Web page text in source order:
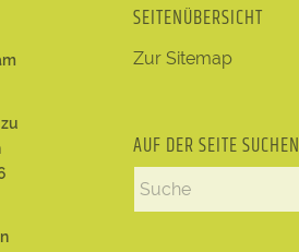
SEITENÜBERSICHT
Zur Sitemap
AUF DER SEITE SUCHEN